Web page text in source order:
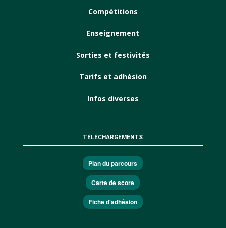
Compétitions
Enseignement
Sorties et festivités
Tarifs et adhésion
Infos diverses
TÉLÉCHARGEMENTS
Plan du parcours
Carte de score
Fiche d'adhésion